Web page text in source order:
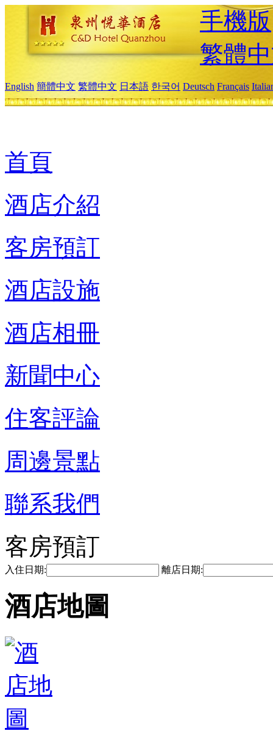
手機版
繁體
English 簡體中文 繁體中文 日本語 한국어 Deutsch Français
首頁
酒店介紹
客房預訂
酒店設施
酒店相冊
新聞中心
住客評論
周邊景點
聯系我們
客房預訂
入住日期: 離店日期:
酒店地圖